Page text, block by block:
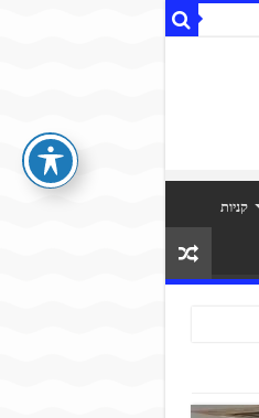
קניות